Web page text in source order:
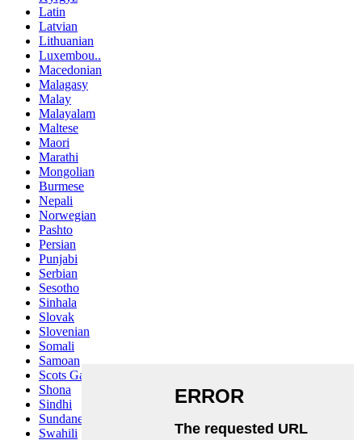
Latin
Latvian
Lithuanian
Luxembou..
Macedonian
Malagasy
Malay
Malayalam
Maltese
Maori
Marathi
Mongolian
Burmese
Nepali
Norwegian
Pashto
Persian
Punjabi
Serbian
Sesotho
Sinhala
Slovak
Slovenian
Somali
Samoan
Scots Gaelic
Shona
Sindhi
Sundanese
Swahili